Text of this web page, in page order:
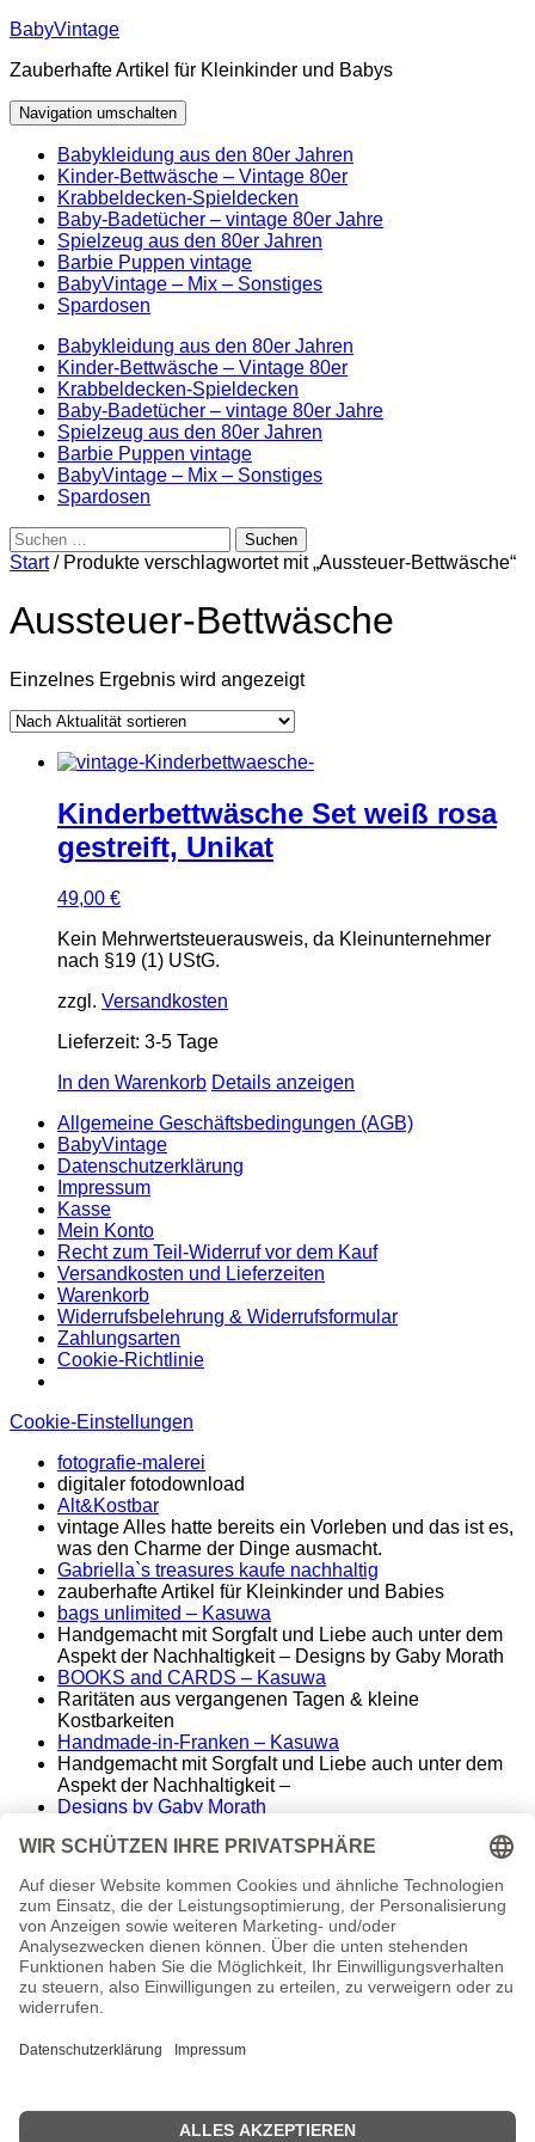
Zum
springen
BabyVintage
Zauberhafte Artikel für Kleinkinder und Babys
Navigation umschalten
Babykleidung aus den 80er Jahren
Kinder-Bettwäsche – Vintage 80er
Krabbeldecken-Spieldecken
Baby-Badetücher – vintage 80er Jahre
Spielzeug aus den 80er Jahren
Barbie Puppen vintage
BabyVintage – Mix – Sonstiges
Spardosen
Babykleidung aus den 80er Jahren
Kinder-Bettwäsche – Vintage 80er
Krabbeldecken-Spieldecken
Baby-Badetücher – vintage 80er Jahre
Spielzeug aus den 80er Jahren
Barbie Puppen vintage
BabyVintage – Mix – Sonstiges
Spardosen
Suchen
nach:
Start/ Produkte verschlagwortet mit „Aussteuer-Bettwäsche“
Aussteuer-Bettwäsche
Einzelnes Ergebnis wird angezeigt
Kinderbettwäsche Set weiß rosa
gestreift, Unikat
49,00 €
Kein Mehrwertsteuerausweis, da Kleinunternehmer
nach §19 (1) UStG.
zzgl. Versandkosten
Lieferzeit: 3-5 Tage
In den Warenkorb Details anzeigen
Allgemeine Geschäftsbedingungen (AGB)
BabyVintage
Datenschutzerklärung
Impressum
Kasse
Mein Konto
Recht zum Teil-Widerruf vor dem Kauf
Versandkosten und Lieferzeiten
Warenkorb
Widerrufsbelehrung & Widerrufsformular
Zahlungsarten
Cookie-Richtlinie
Cookie-Einstellungen
fotografie-malerei
digitaler fotodownload
Alt&Kostbar
vintage Alles hatte bereits ein Vorleben und das ist es,
was den Charme der Dinge ausmacht.
Gabriella`s treasures kaufe nachhaltig
zauberhafte Artikel für Kleinkinder und Babies
bags unlimited – Kasuwa
Handgemacht mit Sorgfalt und Liebe auch unter dem
Aspekt der Nachhaltigkeit – Designs by Gaby Morath
BOOKS and CARDS – Kasuwa
Raritäten aus vergangenen Tagen & kleine
Kostbarkeiten
Handmade-in-Franken – Kasuwa
Handgemacht mit Sorgfalt und Liebe auch unter dem
Aspekt der Nachhaltigkeit –
Designs by Gaby Morath
Fränkischen
Raritäten aus vergangenen Tagen – seltene
Einzelstücke
Famos. – finest music & entertainment
Wir spielen die Songs unserer Helden
conny morath
stimme – sprache – ausdruck
© 2024 babyvintage by Gaby Morath